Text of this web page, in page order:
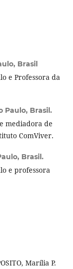
Brasil
e Professora da
Paulo, Brasil.
mediadora de
ComViver.
Brasil.
e professora
Marília P.